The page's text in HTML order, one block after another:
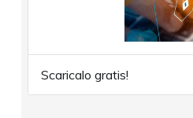
Scaricalo gratis!